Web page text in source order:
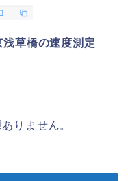
草橋の速度測定
りません。